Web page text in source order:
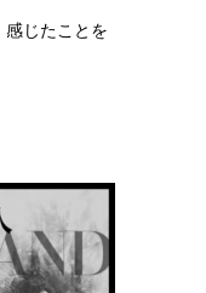
感じたことを